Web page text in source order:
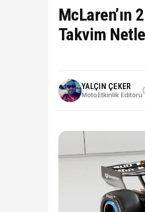
McLaren’ın
Takvim
YALÇIN ÇEKER
MotoEtkinlik Editörü